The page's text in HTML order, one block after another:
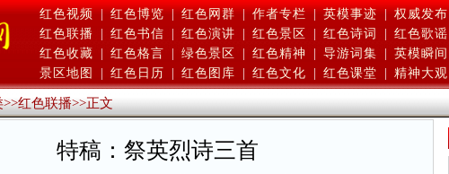
红色视频 | 红色博览 | 红色网群 | 作者专栏 | 英模事迹 | 权威发布
红色联播
红色书信 红色演讲 红色景区 红色诗词 红色歌谣
红色收藏
红色格言 绿色景区 红色精神 导游词集 英模瞬间
景区地图
红色日历 红色图库 红色文化 红色课堂 精神大观
>>红色联播>>正文
特稿：祭英烈诗三首